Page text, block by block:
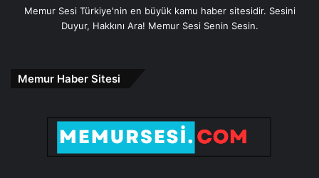
Memur Sesi Türkiye'nin en büyük kamu haber sitesidir. Sesini
Duyur, Hakkını Ara! Memur Sesi Senin Sesin.
Memur Haber Sitesi